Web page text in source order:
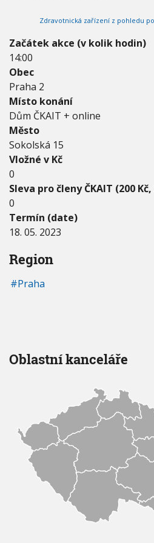
E
3
-
1
8
.
0
5
.
2
0
2
3
Zdravotnická zařízení z pohledu
Začátek akce (v kolik hodin)
14:00
Obec
Praha 2
Místo konání
Dům ČKAIT + online
Město
Sokolská 15
Vložné v Kč
0
Sleva pro členy ČKAIT (200
0
Termín (date)
18. 05. 2023
Region
Praha
Oblastní kanceláře